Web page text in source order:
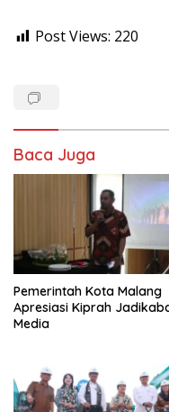
Post Views: 220
Baca Juga
Pemerintah Kota Malang
Apresiasi Kiprah
Media